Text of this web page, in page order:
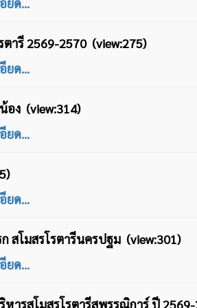
ารี​ 2569-2570​ (view:275)
ยด...
อง (view:314)
ยด...
ยด...
สโมสรโรตารีนครปฐม (view:301)
ยด...
ารสโมสรโรตารีสุพรรณิการ์ ปี